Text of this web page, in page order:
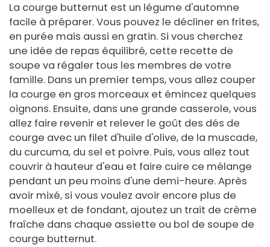
La courge butternut est un légume d'automne
facile à préparer. Vous pouvez le décliner en frites,
en purée mais aussi en gratin. Si vous cherchez
une idée de repas équilibré, cette recette de
soupe va régaler tous les membres de votre
famille. Dans un premier temps, vous allez couper
la courge en gros morceaux et émincez quelques
oignons. Ensuite, dans une grande casserole, vous
allez faire revenir et relever le goût des dés de
courge avec un filet d'huile d'olive, de la muscade,
du curcuma, du sel et poivre. Puis, vous allez tout
couvrir à hauteur d'eau et faire cuire ce mélange
pendant un peu moins d'une demi-heure. Après
avoir mixé, si vous voulez avoir encore plus de
moelleux et de fondant, ajoutez un trait de crème
fraîche dans chaque assiette ou bol de soupe de
courge butternut.